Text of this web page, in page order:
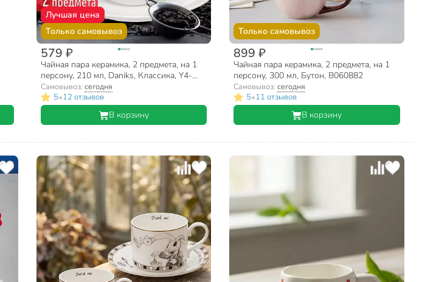
Лучшая цена
Только самовывоз
579 ₽
Чайная пара керамика, 2 предмета, на 1
персону, 210 мл, Daniks, Классика, Y4-
2742
Самовывоз: сегодня
5•12 отзывов
В корзину
Только самовывоз
899 ₽
Чайная пара керамика, 2 предмета, на 1
персону, 300 мл, Бутон, B060882
Самовывоз:сегодня
5•11 отзывов
В корзину